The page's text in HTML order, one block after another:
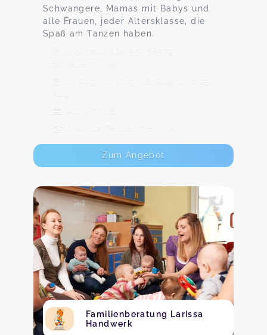
Schwangere, Mamas mit Babys und
alle Frauen, jeder Altersklasse, die
Spaß am Tanzen haben.
Volmestraße 55, 58579
Schalksmühle
4. Aug, 11. Aug, 18. Aug und 25.
Ab 0,00 €
Max. 12 TeilnehmerInnen
Zum Angebot
Familienberatung Larissa
Handwerk